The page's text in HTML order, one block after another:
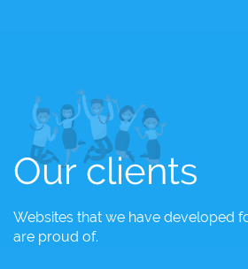
Our clients
Websites that we have developed
are proud of.